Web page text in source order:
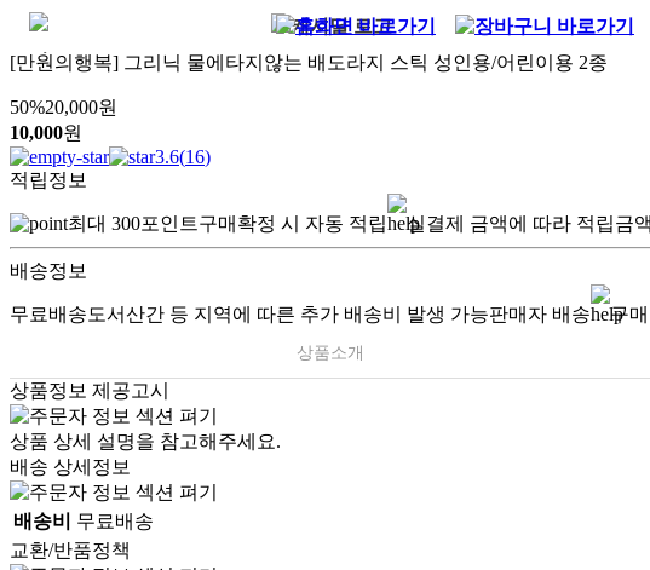
[만원의행복] 그리닉 물에타지않는 배도라지 스틱 성인용/어린이용 2종
50%20,000원
10,000원
3.6(16)
적립정보
최대 300포인트구매확정 시 자동 적립 실결제 금액에 따라 적립금
배송정보
무료배송도서산간 등 지역에 따른 추가 배송비 발생 가능판매자 배송 구
상품소개
상품정보 제공고시
상품 상세 설명을 참고해주세요.
배송 상세정보
배송비
무료배송
교환/반품정책